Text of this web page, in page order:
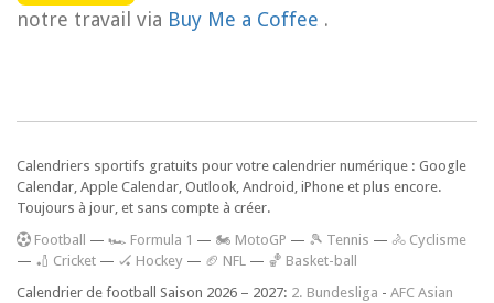
notre travail via Buy Me a Coffee .
Calendriers sportifs gratuits pour votre calendrier numérique : Google
Calendar, Apple Calendar, Outlook, Android, iPhone et plus encore.
Toujours à jour, et sans compte à créer.
Football — 🏎️ Formula 1 — 🏍 MotoGP — 🎾 Tennis — 🚴 Cyclisme
— 🏏 Cricket — 🏑 Hockey — 🏈 NFL — 🏀 Basket-ball
Calendrier de football Saison 2026 – 2027: 2. Bundesliga - AFC Asian